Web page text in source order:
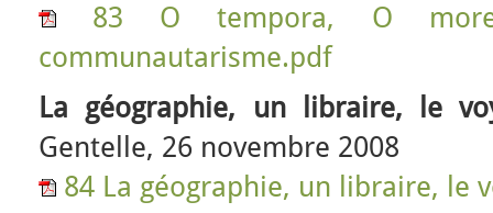
83 O tempora, O
communautarisme.pdf
La géographie, un libraire, le
Gentelle, 26 novembre 2008
84 La géographie, un libraire, le